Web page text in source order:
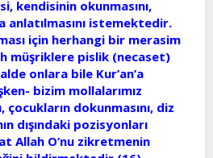
kendisinin okunmasını,
anlatılmasını istemektedir.
için herhangi bir merasim
müşriklere pislik (necaset)
onlara bile Kur’an’a
bizim mollalarımız
dokunmasını, diz
dışındaki pozisyonları
Allah O’nu zikretmenin